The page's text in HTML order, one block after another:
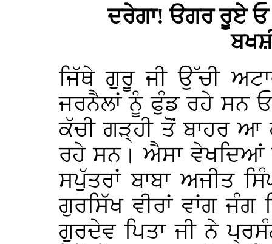
ਦਰੇਗਾ! ੳਗਰ ਰੂਏ ਓ
ਜਿੱਥੇ ਗੁਰੂ ਜੀ ਉੱਚੀ
ਜਰਨੈਲਾਂ ਨੂੰ ਫੁੰਡ ਰਹੇ ਸਨ
ਕੱਚੀ ਗੜ੍ਹੀ ਤੋਂ ਬਾਹਰ ਆ
ਰਹੇ ਸਨ। ਐਸਾ ਵੇਖਦਿਆਂ
ਸਪੁੱਤਰਾਂ ਬਾਬਾ ਅਜੀਤ
ਗੁਰਸਿੱਖ ਵੀਰਾਂ ਵਾਂਗ
ਗੁਰਦੇਵ ਪਿਤਾ ਜੀ ਨੇ